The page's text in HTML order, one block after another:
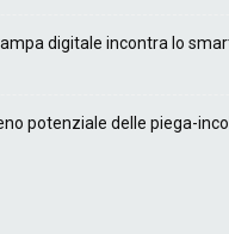
digitale incontra lo
potenziale delle piega-